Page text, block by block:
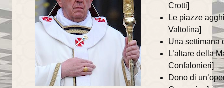
Celebrazioni in streaming
LA PARROCCHIA
Sacramenti
Crotti]
Le piazze
Valtolina]
Una settimana
L’altare della
Confalonieri]
Dono di